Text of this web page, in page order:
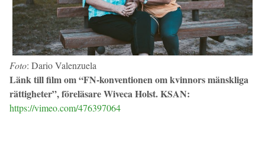
Foto: Dario Valenzuela
Länk till film om “FN-konventionen om kvinnors mänskliga
rättigheter”, föreläsare Wiveca Holst. KSAN:
https://vimeo.com/476397064